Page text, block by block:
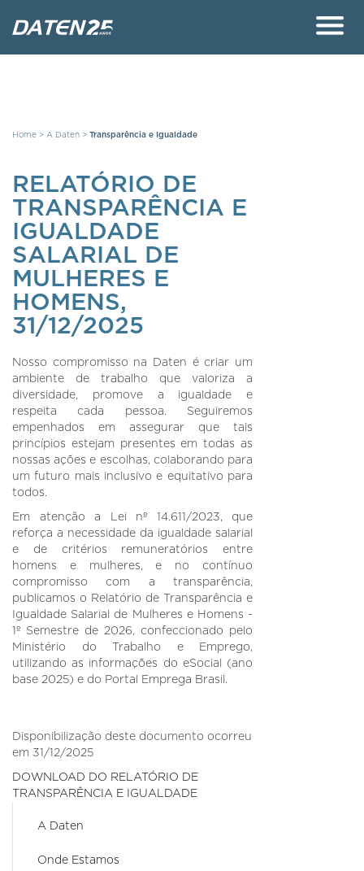
Home > A Daten > Transparência e Igualdade
RELATÓRIO DE
TRANSPARÊNCIA E
IGUALDADE
SALARIAL DE
MULHERES E
HOMENS,
31/12/2025
Nosso compromisso na Daten é criar um
ambiente de trabalho que valoriza a
diversidade, promove a igualdade e
respeita cada pessoa. Seguiremos
empenhados em assegurar que tais
princípios estejam presentes em todas as
nossas ações e escolhas, colaborando para
um futuro mais inclusivo e equitativo para
todos.
Em atenção a Lei nº 14.611/2023, que
reforça a necessidade da igualdade salarial
e de critérios remuneratórios entre
homens e mulheres, e no contínuo
compromisso com a transparência,
publicamos o Relatório de Transparência e
Igualdade Salarial de Mulheres e Homens -
1º Semestre de 2026, confeccionado pelo
Ministério do Trabalho e Emprego,
utilizando as informações do eSocial (ano
base 2025) e do Portal Emprega Brasil.
Disponibilização deste documento ocorreu
em 31/12/2025
DOWNLOAD DO RELATÓRIO DE
TRANSPARÊNCIA E IGUALDADE
A Daten
Onde Estamos